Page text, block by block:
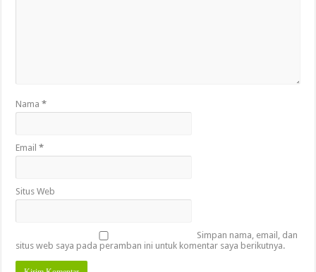
Nama*
Email*
Situs Web
Simpan nama, email, dan
situs web saya pada peramban ini untuk komentar saya berikutnya.